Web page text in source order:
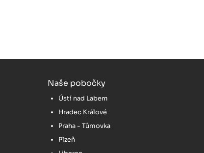
Naše pobočky
Ústí nad Labem
Hradec Králové
Praha - Tůmovka
Plzeň